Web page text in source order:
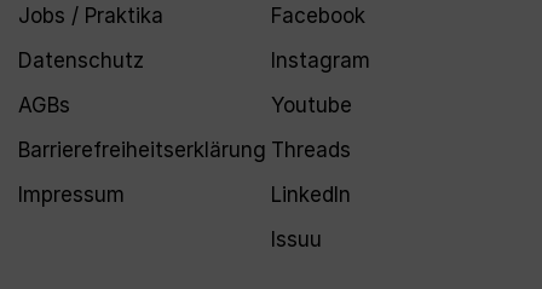
Jobs / Praktika
Datenschutz
AGBs
Barrierefreiheitserklärung
Impressum
Facebook
Instagram
Youtube
Threads
LinkedIn
Issuu